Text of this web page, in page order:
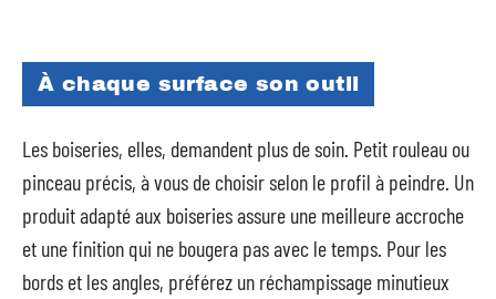
À chaque surface son outil
Les boiseries, elles, demandent plus de soin. Petit rouleau ou
pinceau précis, à vous de choisir selon le profil à peindre. Un
produit adapté aux boiseries assure une meilleure accroche
et une finition qui ne bougera pas avec le temps. Pour les
bords et les angles, préférez un réchampissage minutieux